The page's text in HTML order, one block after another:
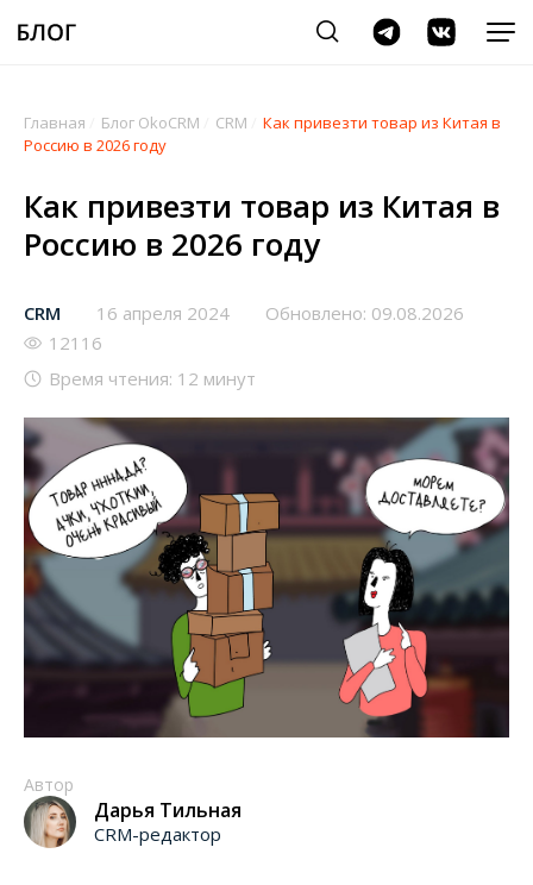
Главная Блог OkoCRM CRM
Как привезти товар из Китая в
Россию в 2026 году
Как привезти товар из Китая в
Россию в 2026 году
CRM 16 апреля 2024
Обновлено: 09.08.2026
12116
Время чтения: 12 минут
Автор
Дарья Тильная
CRM-редактор